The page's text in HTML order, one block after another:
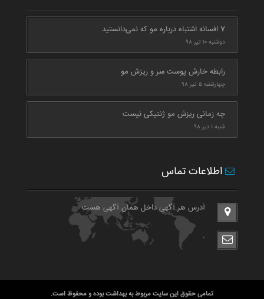
7 افسانه اشتباه درباره مو که نمی‌دانستید
دوشنبه ۱۰ تیر ۹۸
رابطه خارش پوست سر و ریزش مو
چهارشنبه ۵ تیر ۹۸
چه زمانی ریزش مو ژنتیکی نیست
شنبه ۱ تیر ۹۸
اطلاعات تماس
آدرس هر آگهی داخل همان آگهی هست
.
تمامی حقوق این سایت مربوط به بهداشت بوده و محفوظ است.